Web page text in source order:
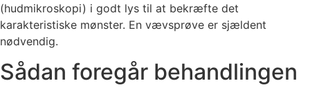
(hudmikroskopi) i godt lys til at bekræfte det
karakteristiske mønster. En vævsprøve er sjældent
nødvendig.
Sådan foregår behandlingen